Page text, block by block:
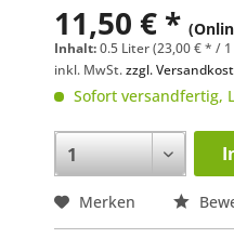
11,50 € *
Inhalt:0.5 Liter (23,00 € * /
inkl. MwSt.zzgl.
Sofort versandfertig,
Merken